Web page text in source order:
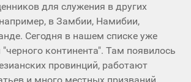
для служения в других
в Замбии, Намибии,
Сегодня в нашем списке уже
"черного континента". Там появилось
провинций, работают